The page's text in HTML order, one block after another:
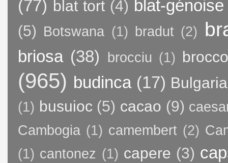
(77) blat tort (4) blat-génoise
(5) Botswana (1) bradut (2)
briosa (38) brocciu (1)
(965) budinca (17) Bulgaria
(1) busuioc (5) cacao (9)
Cambogia (1) camembert (2)
(1) cantonez (1) capere (3)